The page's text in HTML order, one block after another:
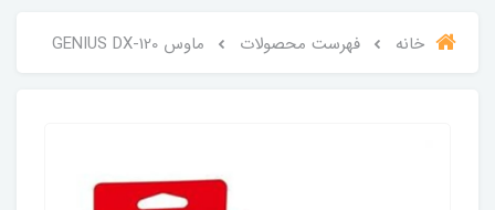
خانه فهرست محصولات ماوس GENIUS DX-120